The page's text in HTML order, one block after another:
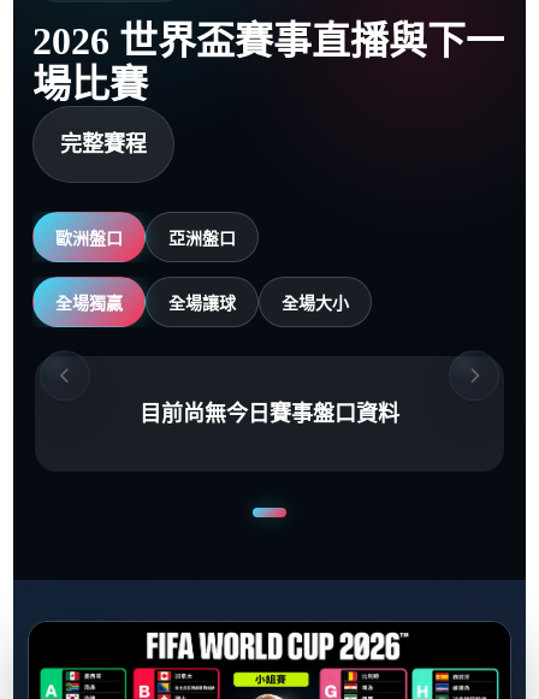
2026 世界盃賽事直播與下一
場比賽
完整賽程
歐洲盤口 亞洲盤口
全場獨贏 全場讓球 全場大小
目前尚無今日賽事盤口資料